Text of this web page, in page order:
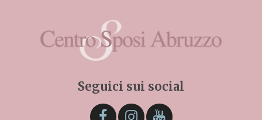
Seguici sui social